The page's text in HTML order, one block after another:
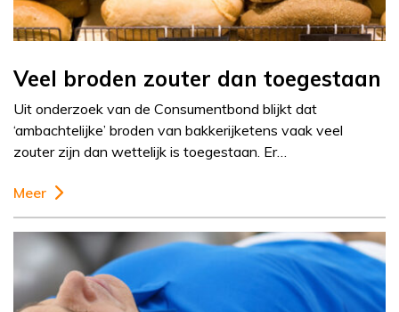
Veel broden zouter dan toegestaan
Uit onderzoek van de Consumentbond blijkt dat
‘ambachtelijke’ broden van bakkerijketens vaak veel
zouter zijn dan wettelijk is toegestaan. Er…
Meer